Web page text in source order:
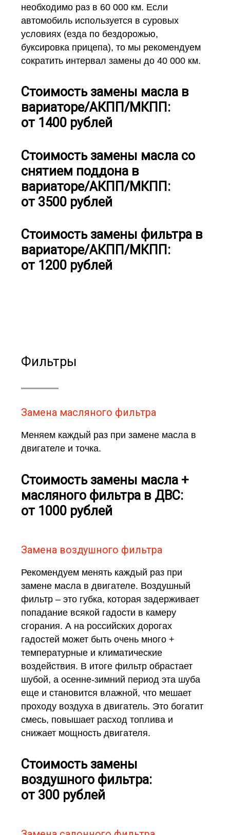
необходимо раз в 60 000 км. Если
автомобиль используется в суровых
условиях (езда по бездорожью,
буксировка прицепа), то мы рекомендуем
сократить интервал замены до 40 000 км.
Стоимость замены масла в
вариаторе/АКПП/МКПП:
от 1400 рублей
Стоимость замены масла со
снятием поддона в
вариаторе/АКПП/МКПП:
от 3500 рублей
Стоимость замены фильтра в
вариаторе/АКПП/МКПП:
от 1200 рублей
Фильтры
Замена масляного фильтра
Меняем каждый раз при замене масла в
двигателе и точка.
Стоимость замены масла +
масляного фильтра в ДВС:
от 1000 рублей
Замена воздушного фильтра
Рекомендуем менять каждый раз при
замене масла в двигателе. Воздушный
фильтр – это губка, которая задерживает
попадание всякой гадости в камеру
сгорания. А на российских дорогах
гадостей может быть очень много +
температурные и климатические
воздействия. В итоге фильтр обрастает
шубой, а осенне-зимний период эта шуба
еще и становится влажной, что мешает
проходу воздуха в двигатель. Это богатит
смесь, повышает расход топлива и
снижает мощность двигателя.
Стоимость замены
воздушного фильтра:
от 300 рублей